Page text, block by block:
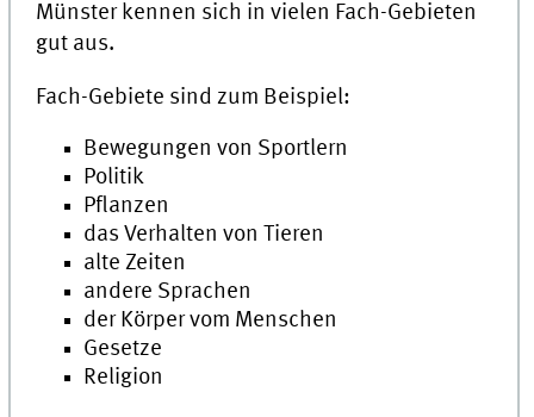
Münster kennen sich in vielen Fach-Gebieten
gut aus.
Fach-Gebiete sind zum Beispiel:
Bewegungen von Sportlern
Politik
Pflanzen
das Verhalten von Tieren
alte Zeiten
andere Sprachen
der Körper vom Menschen
Gesetze
Religion